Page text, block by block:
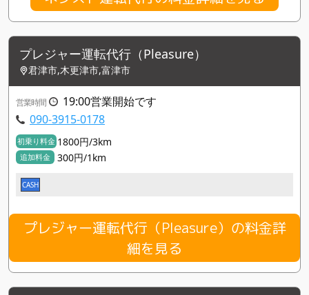
プレジャー運転代行（Pleasure）
君津市,木更津市,富津市
営業時間
19:00営業開始です
090-3915-0178
初乗り料金 1800円/3km
追加料金 300円/1km
CASH
プレジャー運転代行（Pleasure）の料金詳
細を見る